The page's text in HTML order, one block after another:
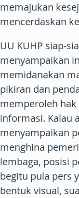
memajukan
mencerdaskan
UU KUHP siap-
menyampaikan
memidanakan
pikiran dan
memperoleh
informasi. Kalau
menyampaikan
menghina
lembaga, posisi
begitu pula pers
bentuk visual,